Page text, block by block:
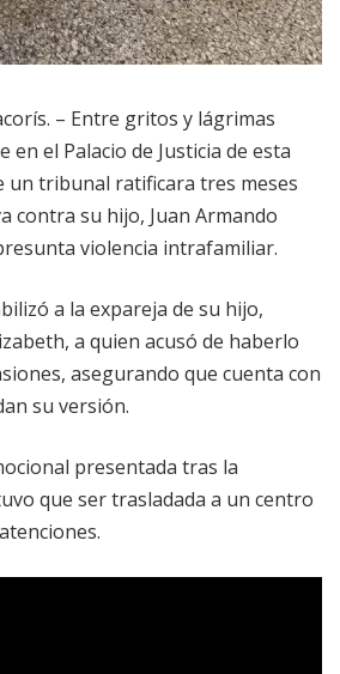
– Entre gritos y lágrimas
en el Palacio de Justicia de esta
un tribunal ratificara tres meses
contra su hijo, Juan Armando
violencia intrafamiliar.
a la expareja de su hijo,
a quien acusó de haberlo
asegurando que cuenta con
su versión.
presentada tras la
que ser trasladada a un centro